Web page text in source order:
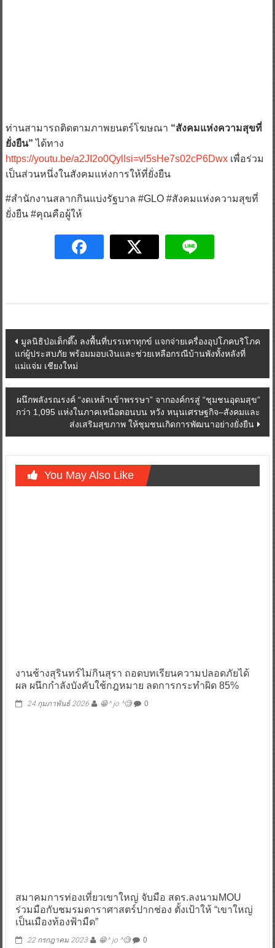
ท่านสามารถติดตามภาพยนตร์โฆษณา “สังคมแห่งความสุขที่
ยั่งยืน”ได้ทาง
https://youtu.be/a2JI2o0QylIsi=vl5sHe7s02cP6Dwxเพื่อร่วม
เป็นส่วนหนึ่งในสังคมแห่งการให้ที่ยั่งยืน
#สำนักงานสลากกินแบ่งรัฐบาล #GLO #สังคมแห่งความสุขที่
ยั่งยืน #คุณคือผู้ให้
Post
navigation
มูลนิธิป่อเต็กตึ๊ง ลงพื้นที่บรรเทาทุกข์ แจกจ่ายเครื่องอุปโภคบริโภค
แก่ผู้ประสบภัย พร้อมมอบเงินและช่วยเหลือกรณีบ้านพังทั้งหลังที่
แม่แจ่ม เชียงใหม่
ผนึกพลังรณรงค์ “งดเหล้าเข้าพรรษา” จากองค์กรสู่ “ชุมชนอุดมสุข”
กว่า 1,095 แห่งในภาคเหนือตอนบน หวัง หนุนเศรษฐกิจ–สังคมและ
ส่งเสริมสุขภาพ ให้ชุมชนเกิดการพัฒนาอย่างยั่งยืน
You May Also Like
งานช้างสุรินทร์ไม่กินสุรา ถอดบทเรียนความปลอดภัยได้
ผล ผนึกกำลังบังคับใช้กฎหมาย ลดการกระทำผิด 85%
24 กุมภาพันธ์ 2026 😁^ jo ^🧐 0
สมาคมการท่องเที่ยวเขาใหญ่ จับมือ สดร.ลงนามMOU
ร่วมมือกับชมรมดาราศาสตร์ปากช่อง ตั้งเป้าให้ “เขาใหญ่
เป็นเมืองท้องฟ้ามืด”
22 กรกฎาคม 2023 😁^ jo ^🧐 0